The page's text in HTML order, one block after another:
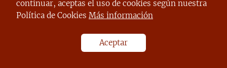
continuar, aceptas el uso de cookies según nuestra
Política de Cookies Más información
Aceptar